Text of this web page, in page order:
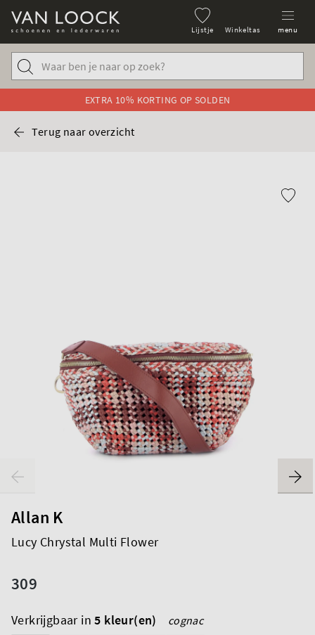
Lijstje Winkeltas menu
EXTRA 10% KORTING OP SOLDEN
Terug naar overzicht
Allan K
Lucy Chrystal Multi Flower
309
Verkrijgbaar in5 kleur(en) cognac